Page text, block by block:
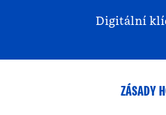
Digitální
ZÁSADY